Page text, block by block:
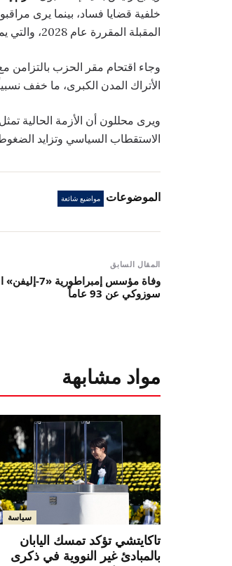
خلفية قضايا فساد، بينما يرى
المقبلة المقررة عام 2028، والتي يملك أردوغان صلاحية الدعوة إلى تقديم موعدها.
وجاء اقتحام مقر الحزب بالتزامن
الأتراك المدن الكبرى، ما خفف
ويرى محللون أن الأزمة الحالية
الاستقطاب السياسي وتزايد
الموضوعات مواضيع شائعة
المقال السابق
وفاة مؤسس
سوزوكي عن 93 عاماً
مواد مشابهة
سياسة
تاكايتشي تؤكد تمسك اليابان
بالمبادئ غير النووية في ذكرى